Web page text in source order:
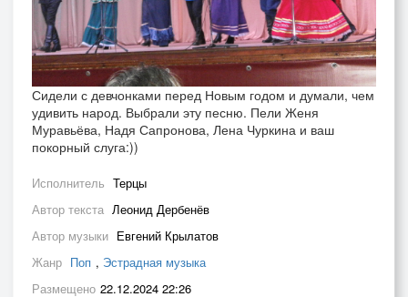
Сидели с девчонками перед Новым годом и думали, чем
удивить народ. Выбрали эту песню. Пели Женя
Муравьёва, Надя Сапронова, Лена Чуркина и ваш
покорный слуга:))
Исполнитель Терцы
Автор текста Леонид Дербенёв
Автор музыки Евгений Крылатов
Жанр Поп , Эстрадная музыка
Размещено 22.12.2024 22:26